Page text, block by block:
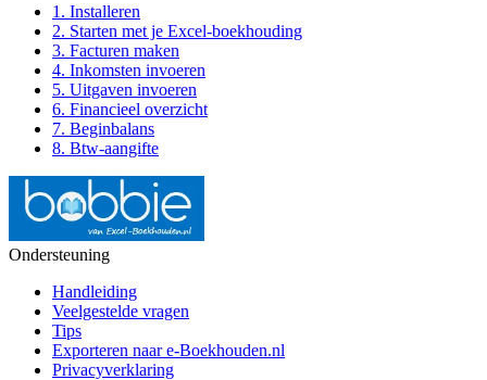
1. Installeren
2. Starten met je Excel-boekhouding
3. Facturen maken
4. Inkomsten invoeren
5. Uitgaven invoeren
6. Financieel overzicht
7. Beginbalans
8. Btw-aangifte
Ondersteuning
Handleiding
Veelgestelde vragen
Tips
Exporteren naar e‑Boekhouden.nl
Privacyverklaring